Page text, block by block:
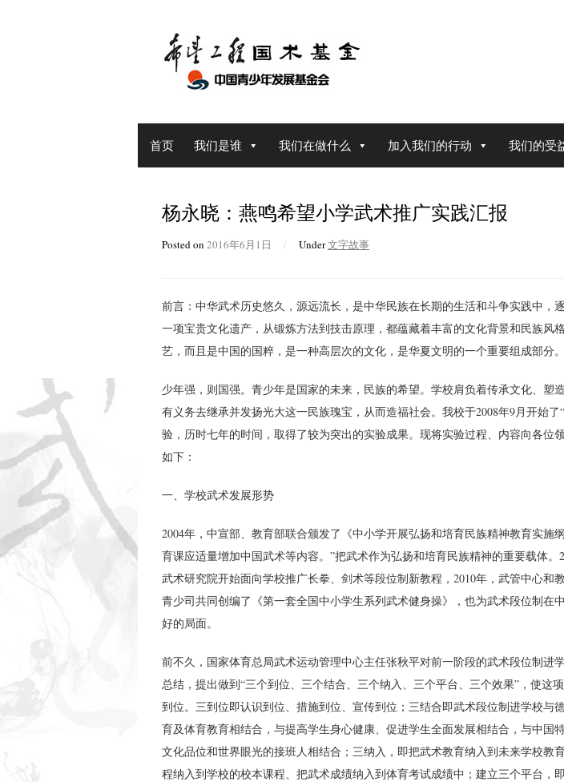
首页 我们是谁 我们在做什么 加入我们的行动 我们的受
杨永晓：燕鸣希望小学武术推广实践汇报
Posted on 2016年6月1日 / Under文字故事
前言：中华武术历史悠久，源远流长，是中华民族在长期的生活和斗争实践中，
一项宝贵文化遗产，从锻炼方法到技击原理，都蕴藏着丰富的文化背景和民族风
艺，而且是中国的国粹，是一种高层次的文化，是华夏文明的一个重要组成部分。
少年强，则国强。青少年是国家的未来，民族的希望。学校肩负着传承文化、塑
有义务去继承并发扬光大这一民族瑰宝，从而造福社会。我校于2008年9月开始了
验，历时七年的时间，取得了较为突出的实验成果。现将实验过程、内容向各位
如下：
一、学校武术发展形势
2004年，中宣部、教育部联合颁发了《中小学开展弘扬和培育民族精神教育实施
育课应适量增加中国武术等内容。”把武术作为弘扬和培育民族精神的重要载体。
武术研究院开始面向学校推广长拳、剑术等段位制新教程，2010年，武管中心和
青少司共同创编了《第一套全国中小学生系列武术健身操》，也为武术段位制在
好的局面。
前不久，国家体育总局武术运动管理中心主任张秋平对前一阶段的武术段位制进
总结，提出做到“三个到位、三个结合、三个纳入、三个平台、三个效果”，使这
到位。三到位即认识到位、措施到位、宣传到位；三结合即武术段位制进学校与
育及体育教育相结合，与提高学生身心健康、促进学生全面发展相结合，与中国
文化品位和世界眼光的接班人相结合；三纳入，即把武术教育纳入到未来学校教
程纳入到学校的校本课程、把武术成绩纳入到体育考试成绩中；建立三个平台，